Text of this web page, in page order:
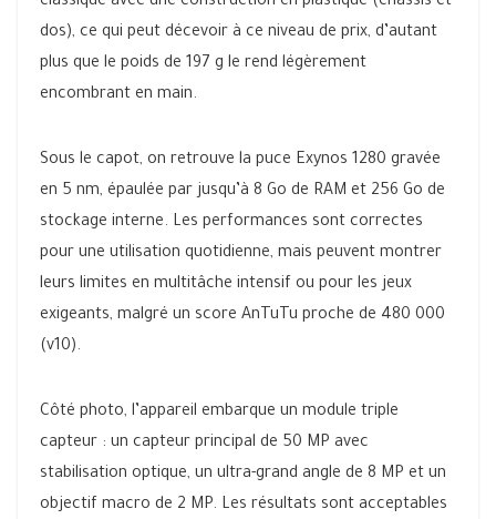
dos), ce qui peut décevoir à ce niveau de prix, d’autant
plus que le poids de 197 g le rend légèrement
encombrant en main.
Sous le capot, on retrouve la puce Exynos 1280 gravée
en 5 nm, épaulée par jusqu’à 8 Go de RAM et 256 Go de
stockage interne. Les performances sont correctes
pour une utilisation quotidienne, mais peuvent montrer
leurs limites en multitâche intensif ou pour les jeux
exigeants, malgré un score AnTuTu proche de 480 000
(v10).
Côté photo, l’appareil embarque un module triple
capteur : un capteur principal de 50 MP avec
stabilisation optique, un ultra-grand angle de 8 MP et un
objectif macro de 2 MP. Les résultats sont acceptables